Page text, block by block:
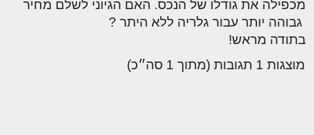
מכפילה את גודלו של הנכס. האם הגיוני לשלם מחיר
גבוהה יותר עבור גלריה ללא היתר ?
בתודה מראש!
מוצגות 1 תגובות (מתוך 1 סה״כ)